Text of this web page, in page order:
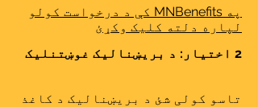
په MNBenefits کې د درخواست کولو
لپاره دلته کلیک وکړئ
2 اختیار: د بریښنالیک غوښتنلیک
تاسو کولی شئ د بریښنالیک د کاغذ